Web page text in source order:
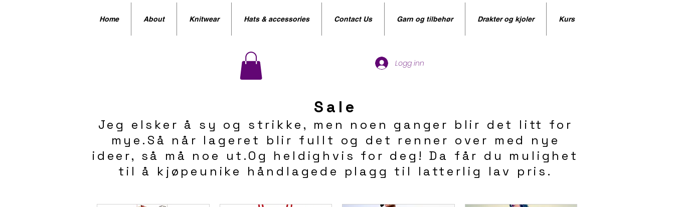
Home About Knitwear Hats & accessories Contact Us Garn og tilbehør Drakter og kjoler Kurs
Logg inn
Sale
Jeg elsker å sy og strikke, men noen ganger blir det litt for
mye.Så når lageret blir fullt og det renner over med nye
ideer, så må noe ut.Og heldighvis for deg! Da får du mulighet
til å kjøpeunike håndlagede plagg til latterlig lav pris.